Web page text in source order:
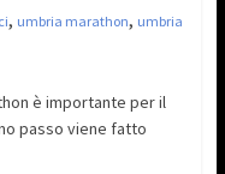
, umbria marathon, umbria
è importante per il
passo viene fatto